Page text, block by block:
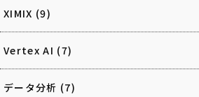
XIMIX (9)
Vertex AI (7)
データ分析 (7)